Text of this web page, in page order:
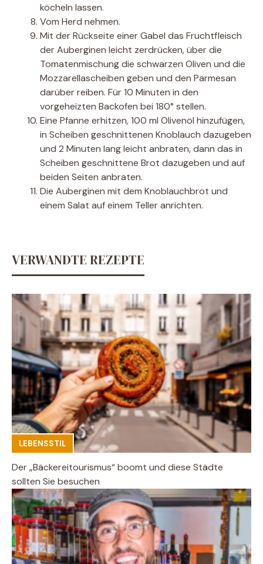
köcheln lassen.
Vom Herd nehmen.
Mit der Rückseite einer Gabel das Fruchtfleisch
der Auberginen leicht zerdrücken, über die
Tomatenmischung die schwarzen Oliven und die
Mozzarellascheiben geben und den Parmesan
darüber reiben. Für 10 Minuten in den
vorgeheizten Backofen bei 180° stellen.
Eine Pfanne erhitzen, 100 ml Olivenöl hinzufügen,
in Scheiben geschnittenen Knoblauch dazugeben
und 2 Minuten lang leicht anbraten, dann das in
Scheiben geschnittene Brot dazugeben und auf
beiden Seiten anbraten.
Die Auberginen mit dem Knoblauchbrot und
einem Salat auf einem Teller anrichten.
VERWANDTE REZEPTE
LEBENSSTIL
Der „Bäckereitourismus“ boomt und diese Städte
sollten Sie besuchen